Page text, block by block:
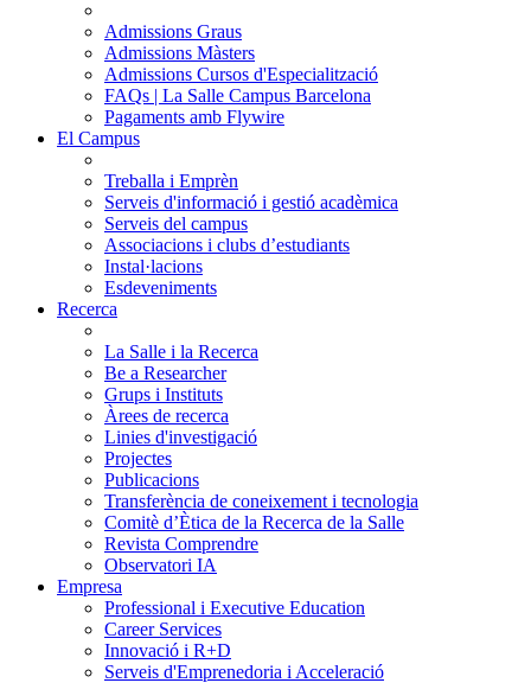
Admissions Graus
Admissions Màsters
Admissions Cursos d'Especialització
FAQs | La Salle Campus Barcelona
Pagaments amb Flywire
El Campus
Treballa i Emprèn
Serveis d'informació i gestió acadèmica
Serveis del campus
Associacions i clubs d’estudiants
Instal·lacions
Esdeveniments
Recerca
La Salle i la Recerca
Be a Researcher
Grups i Instituts
Àrees de recerca
Linies d'investigació
Projectes
Publicacions
Transferència de coneixement i tecnologia
Comitè d’Ètica de la Recerca de la Salle
Revista Comprendre
Observatori IA
Empresa
Professional i Executive Education
Career Services
Innovació i R+D
Serveis d'Emprenedoria i Acceleració